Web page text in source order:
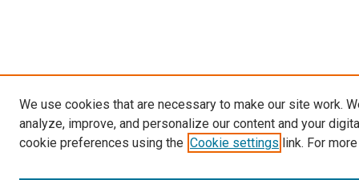
We use cookies that are necessary to make our site work.
analyze, improve, and personalize our content and your
cookie preferences using the Cookie settings link. For